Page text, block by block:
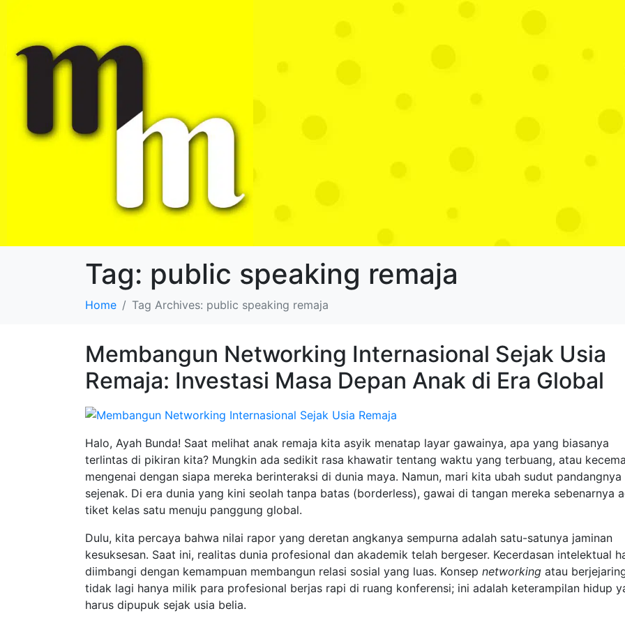
Tag: public speaking remaja
Home Tag Archives: public speaking remaja
Membangun Networking Internasional Sejak Usia
Remaja: Investasi Masa Depan Anak di Era Global
Halo, Ayah Bunda! Saat melihat anak remaja kita asyik menatap layar gawainya, apa yang biasanya
terlintas di pikiran kita? Mungkin ada sedikit rasa khawatir tentang waktu yang terbuang, atau
mengenai dengan siapa mereka berinteraksi di dunia maya. Namun, mari kita ubah sudut pandangnya
sejenak. Di era dunia yang kini seolah tanpa batas (borderless), gawai di tangan mereka sebenarnya
tiket kelas satu menuju panggung global.
Dulu, kita percaya bahwa nilai rapor yang deretan angkanya sempurna adalah satu-satunya jaminan
kesuksesan. Saat ini, realitas dunia profesional dan akademik telah bergeser. Kecerdasan intelektual
diimbangi dengan kemampuan membangun relasi sosial yang luas. Konsep networking atau
tidak lagi hanya milik para profesional berjas rapi di ruang konferensi; ini adalah keterampilan hidup
harus dipupuk sejak usia belia.